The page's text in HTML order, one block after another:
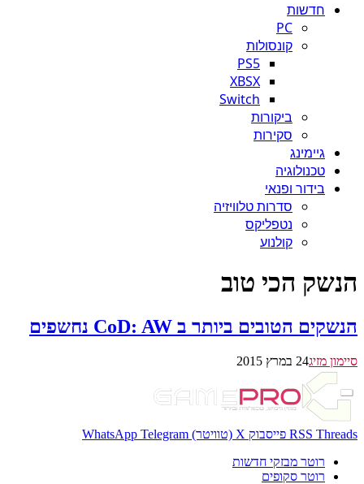
חדשות
PC
קונסולות
PS5
XBSX
Switch
ביקורות
סקירות
גיימינג
טכנולוגיה
בידור ופנאי
סדרות טלוויזיה
נטפליקס
קולנוע
הנשק הכי טוב
הנשקים הטובים ביותר ב CoD: AW נחשפים
סיימון מזיג24 במרץ 2015
RSS Threads פייסבוק X (טוויטר) WhatsApp Telegram
רוטר מבזקי חדשות
רוטר סקופים